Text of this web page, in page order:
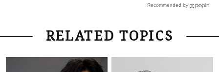
Fashion 2026.6.12
中村ゆりさん「40代になり、やっと“仕事以外の
Recommended by
RELATED TOPICS